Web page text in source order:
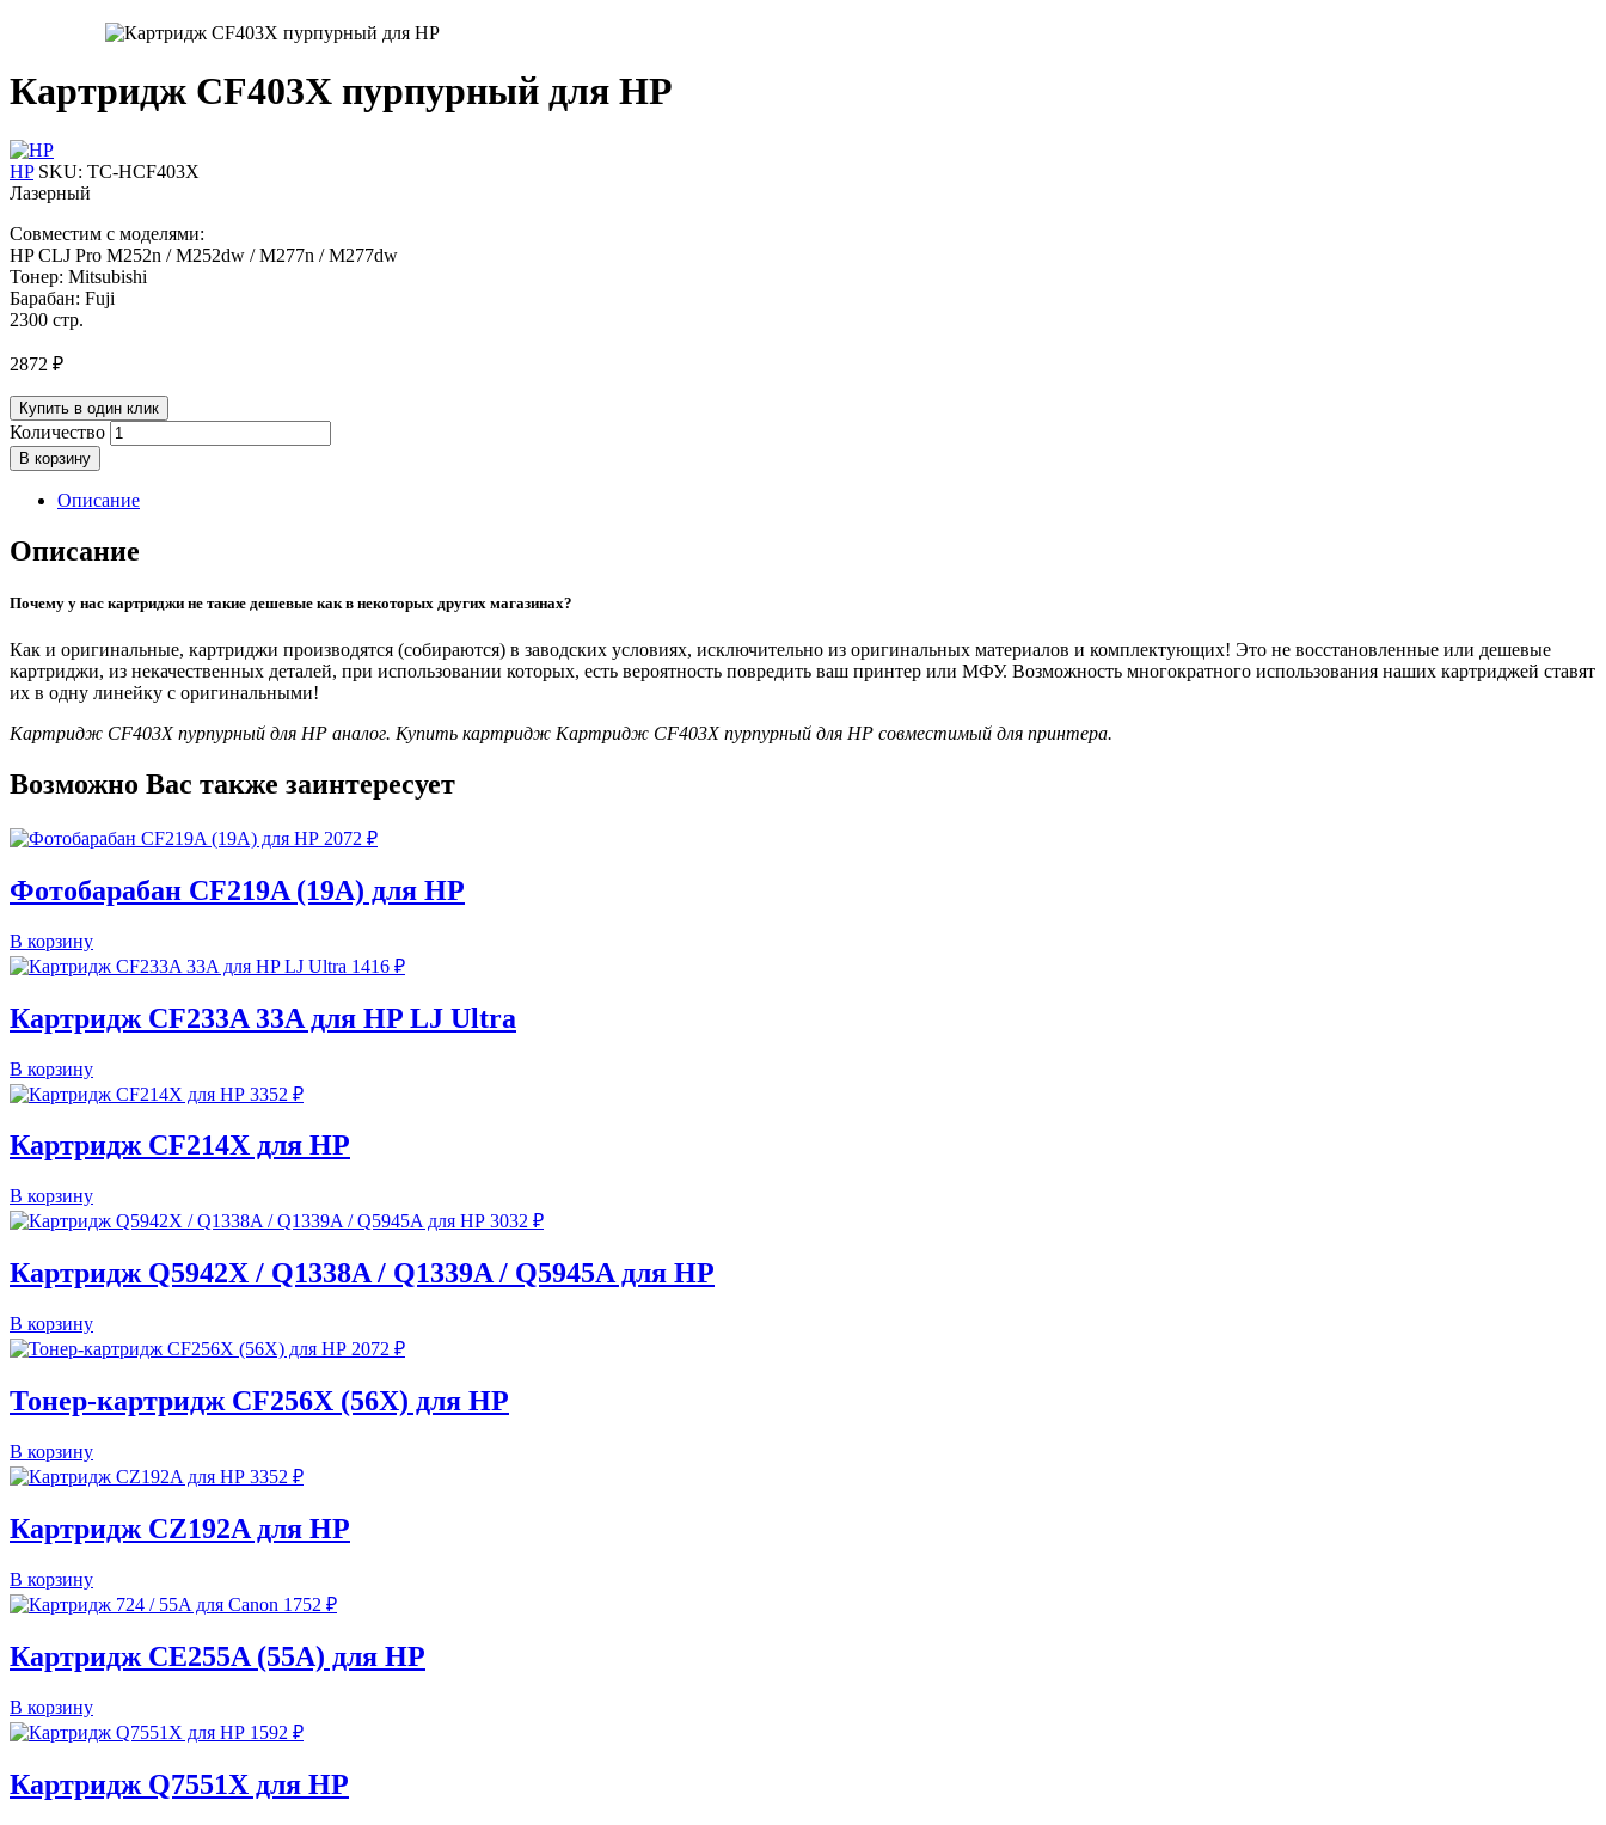
Картридж CF403X пурпурный для HP
HP SKU: TC-HCF403X
Лазерный
Совместим с моделями:
HP CLJ Pro M252n / M252dw / M277n / M277dw
Тонер: Mitsubishi
Барабан: Fuji
2300 стр.
2872 ₽
Купить в один клик
Количество
В корзину
Описание
Описание
Почему у нас картриджи не такие дешевые как в некоторых других магазинах?
Как и оригинальные, картриджи производятся (собираются) в заводских условиях, исключительно из оригинальных материалов и комплектующих! Это не восстановленные или дешевые
картриджи, из некачественных деталей, при использовании которых, есть вероятность повредить ваш принтер или МФУ. Возможность многократного использования наших картриджей ставят
их в одну линейку с оригинальными!
Картридж CF403X пурпурный для HP аналог. Купить картридж Картридж CF403X пурпурный для HP совместимый для принтера.
Возможно Вас также заинтересует
2072 ₽
Фотобарабан CF219A (19A) для HP
В корзину
1416 ₽
Картридж CF233A 33A для HP LJ Ultra
В корзину
3352 ₽
Картридж CF214X для HP
В корзину
3032 ₽
Картридж Q5942X / Q1338A / Q1339A / Q5945A для HP
В корзину
2072 ₽
Тонер-картридж CF256X (56X) для HP
В корзину
3352 ₽
Картридж CZ192A для HP
В корзину
1752 ₽
Картридж CE255A (55A) для HP
В корзину
1592 ₽
Картридж Q7551X для HP